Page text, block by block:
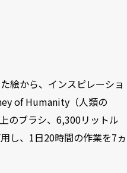
絵から、インスピレーショ
of Humanity（人類の
のブラシ、6,300リットル
し、1日20時間の作業を7ヵ